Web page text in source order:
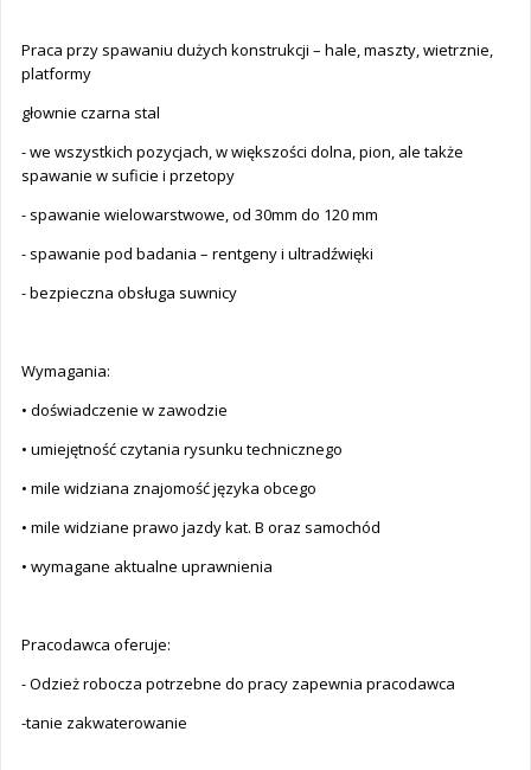
Praca przy spawaniu dużych konstrukcji – hale, maszty, wietrznie,
platformy
głownie czarna stal
- we wszystkich pozycjach, w większości dolna, pion, ale także
spawanie w suficie i przetopy
- spawanie wielowarstwowe, od 30mm do 120 mm
- spawanie pod badania – rentgeny i ultradźwięki
- bezpieczna obsługa suwnicy
Wymagania:
• doświadczenie w zawodzie
• umiejętność czytania rysunku technicznego
• mile widziana znajomość języka obcego
• mile widziane prawo jazdy kat. B oraz samochód
• wymagane aktualne uprawnienia
Pracodawca oferuje:
- Odzież robocza potrzebne do pracy zapewnia pracodawca
-tanie zakwaterowanie